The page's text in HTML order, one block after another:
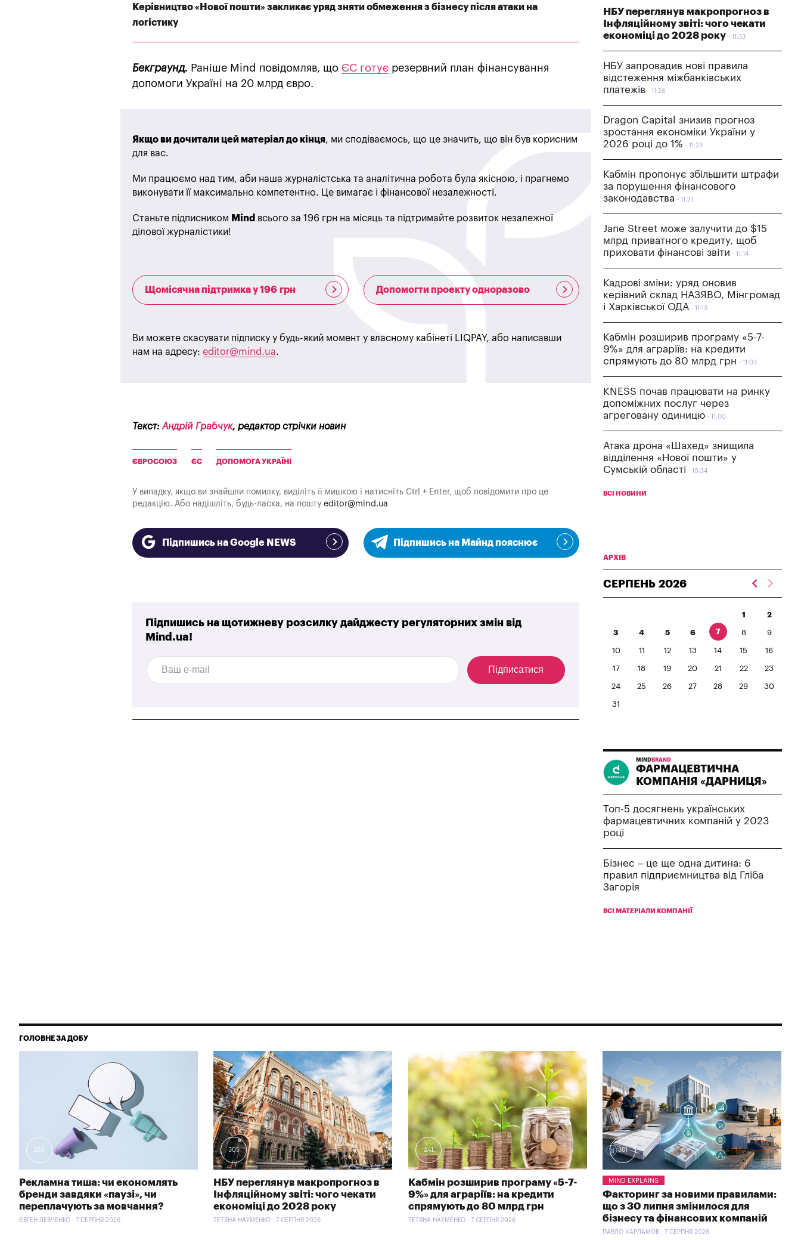
Керівництво «Нової пошти» закликає уряд зняти обмеження з бізнесу після атаки на
логістику
Бекграунд. Раніше Mind повідомляв, що ЄС готує резервний план фінансування
допомоги Україні на 20 млрд євро.
Якщо ви дочитали цей матеріал до кінця, ми сподіваємось, що це значить, що він був корисним
для вас.
Ми працюємо над тим, аби наша журналістська та аналітична робота була якісною, і прагнемо
виконувати її максимально компетентно. Це вимагає і фінансової незалежності.
Станьте підписником Mind всього за 196 грн на місяць та підтримайте розвиток незалежної
ділової журналістики!
Щомісячна підтримка у 196 грн Допомогти проекту одноразово
Ви можете скасувати підписку у будь-який момент у власному кабінеті LIQPAY, або написавши
нам на адресу: editor@mind.ua.
Текст: Андрій Грабчук, редактор стрічки новин
ЄВРОСОЮЗ ЄС ДОПОМОГА УКРАЇНІ
У випадку, якщо ви знайшли помилку, виділіть її мишкою і натисніть Ctrl + Enter, щоб повідомити про це
редакцію. Або надішліть, будь-ласка, на пошту editor@mind.ua
Підпишись на Google NEWS Підпишись на Майнд пояснює
Підпишись на щотижневу розсилку дайджесту регуляторних змін від
Mind.ua!
Підписатися
НБУ переглянув макропрогноз в
Інфляційному звіті: чого чекати
економіці до 2028 року
11:33
НБУ запровадив нові правила
відстеження міжбанківських
платежів
11:26
Dragon Capital знизив прогноз
зростання економіки України у
2026 році до 1%
11:23
Кабмін пропонує збільшити штрафи
за порушення фінансового
законодавства
11:21
Jane Street може залучити до $15
млрд приватного кредиту, щоб
приховати фінансові звіти
11:14
Кадрові зміни: уряд оновив
керівний склад НАЗЯВО, Мінгромад
і Харківської ОДА
11:13
Кабмін розширив програму «5-7-
9%» для аграріїв: на кредити
спрямують до 80 млрд грн
11:03
KNESS почав працювати на ринку
допоміжних послуг через
агреговану одиницю
11:00
Атака дрона «Шахед» знищила
відділення «Нової пошти» у
Сумській області
10:34
ВСІ НОВИНИ
АРХІВ
СЕРПЕНЬ 2026
1 2
3 4 5 6 7 8 9
10 11 12 13 14 15 16
17 18 19 20 21 22 23
24 25 26 27 28 29 30
31
MIND BRAND
ФАРМАЦЕВТИЧНА
КОМПАНІЯ «ДАРНИЦЯ»
Топ-5 досягнень українських
фармацевтичних компаній у 2023
році
Бізнес – це ще одна дитина: 6
правил підприємництва від Гліба
Загорія
ВСІ МАТЕРІАЛИ КОМПАНІЇ
ГОЛОВНЕ ЗА ДОБУ
254
Рекламна тиша: чи економлять
бренди завдяки «паузі», чи
переплачують за мовчання?
ЄВГЕН ЛЕВЧЕНКО - 7 СЕРПНЯ 2026
305
НБУ переглянув макропрогноз в
Інфляційному звіті: чого чекати
економіці до 2028 року
ТЕТЯНА НАУМЕНКО - 7 СЕРПНЯ 2026
241
Кабмін розширив програму «5-7-
9%» для аграріїв: на кредити
спрямують до 80 млрд грн
ТЕТЯНА НАУМЕНКО - 7 СЕРПНЯ 2026
381
MIND EXPLAINS
Факторинг за новими правилами:
що з 30 липня змінилося для
бізнесу та фінансових компаній
ПАВЛО ХАРЛАМОВ - 7 СЕРПНЯ 2026